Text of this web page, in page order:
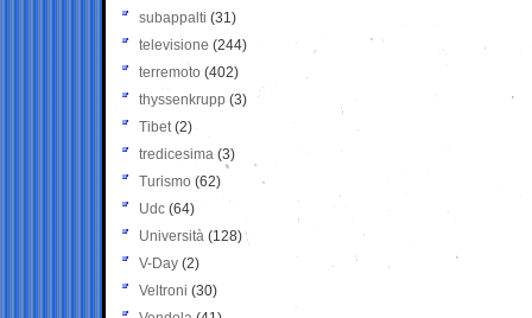
subappalti (31)
televisione(244)
terremoto (402)
thyssenkrupp (3)
Tibet(2)
tredicesima (3)
Turismo (62)
Udc (64)
Università (128)
V-Day (2)
Veltroni (30)